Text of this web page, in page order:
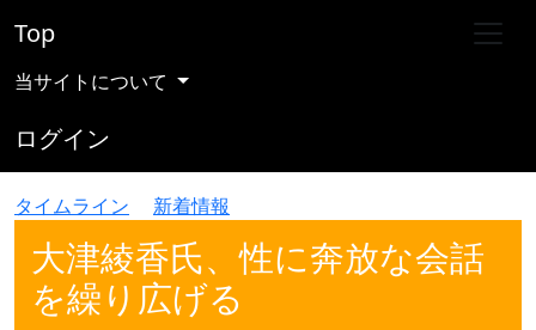
Top
当サイトについて
ログイン
タイムライン 新着情報
大津綾香氏、性に奔放な会話
を繰り広げる